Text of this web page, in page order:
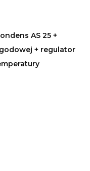
AS 25 +
+ regulator